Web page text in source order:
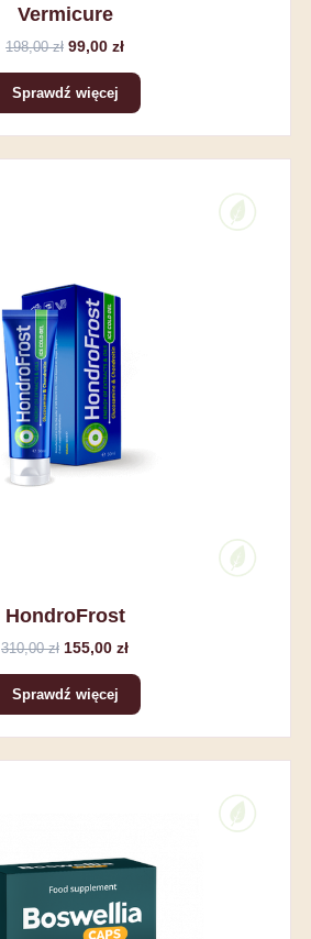
Vermicure
198,00 zł 99,00 zł
Sprawdź więcej
HondroFrost
310,00 zł 155,00 zł
Sprawdź więcej